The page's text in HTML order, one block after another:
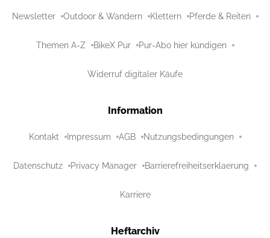
Newsletter Outdoor & Wandern Klettern Pferde & Reiten
Themen A-Z BikeX Pur Pur-Abo hier kündigen
Widerruf digitaler Käufe
Information
Kontakt Impressum AGB Nutzungsbedingungen
Datenschutz Privacy Manager Barrierefreiheitserklaerung
Karriere
Heftarchiv